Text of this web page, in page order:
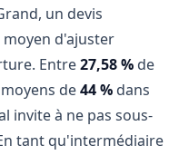
un devis
d'ajuster
Entre27,58 % de
de44 % dans
invite à ne pas sous-
tant qu'intermédiaire